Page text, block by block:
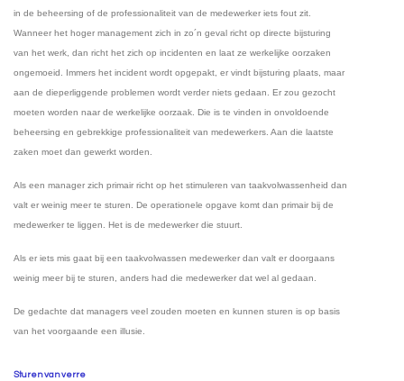
in de beheersing of de professionaliteit van de medewerker iets fout zit.
Wanneer het hoger management zich in zo´n geval richt op directe bijsturing
van het werk, dan richt het zich op incidenten en laat ze werkelijke oorzaken
ongemoeid. Immers het incident wordt opgepakt, er vindt bijsturing plaats, maar
aan de dieperliggende problemen wordt verder niets gedaan. Er zou gezocht
moeten worden naar de werkelijke oorzaak. Die is te vinden in onvoldoende
beheersing en gebrekkige professionaliteit van medewerkers. Aan die laatste
zaken moet dan gewerkt worden.
Als een manager zich primair richt op het stimuleren van taakvolwassenheid dan
valt er weinig meer te sturen. De operationele opgave komt dan primair bij de
medewerker te liggen. Het is de medewerker die stuurt.
Als er iets mis gaat bij een taakvolwassen medewerker dan valt er doorgaans
weinig meer bij te sturen, anders had die medewerker dat wel al gedaan.
De gedachte dat managers veel zouden moeten en kunnen sturen is op basis
van het voorgaande een illusie.
Sturen van verre